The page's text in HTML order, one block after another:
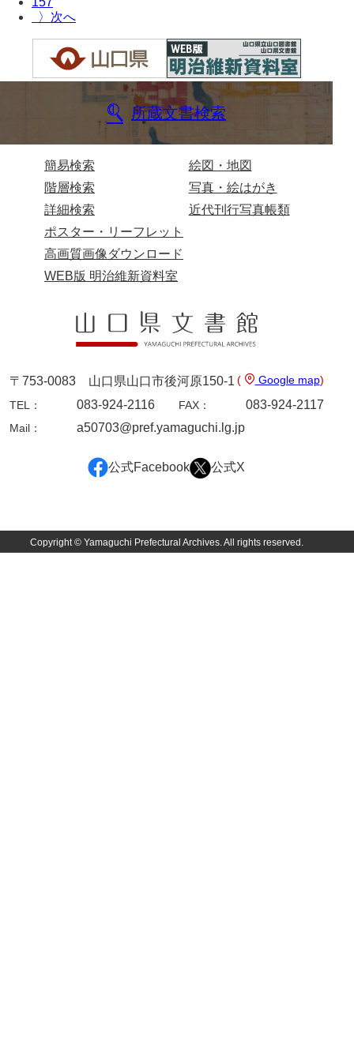
〉
所蔵文書検索
簡易検索
階層検索
詳細検索
絵図・地図
写真・絵はがき
近代刊行写真帳類
ポスター・リーフレット
高画質画像ダウンロード
WEB版 明治維新資料室
〒753-0083 山口県山口市後河原150-1 ( Google map)
TEL：
083-924-2116 FAX： 083-924-2117
Mail： a50703@pref.yamaguchi.lg.jp
公式Facebook 公式X
Copyright © Yamaguchi Prefectural Archives. All rights reserved.